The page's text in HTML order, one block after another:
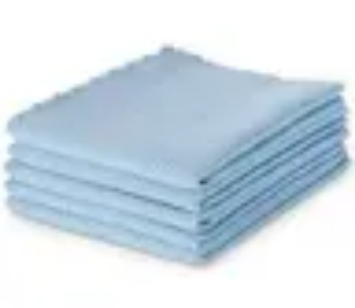
Couteaux & Coupe
Cuisine Ustensiles